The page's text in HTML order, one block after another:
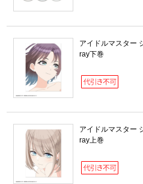
アイドルマスター
ray下巻
アイドルマスター
ray上巻